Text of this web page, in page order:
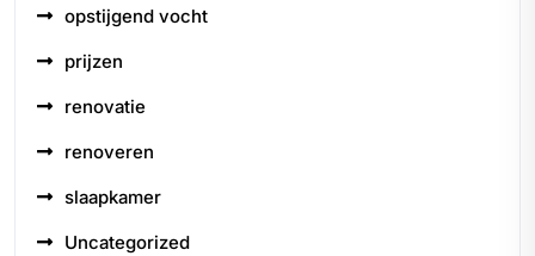
opstijgend vocht
prijzen
renovatie
renoveren
slaapkamer
Uncategorized